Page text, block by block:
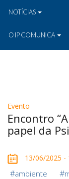
NOTÍCIAS
O IP COMUNICA
Evento
Encontro
papel da
13/06/2025 -
#ambiente #